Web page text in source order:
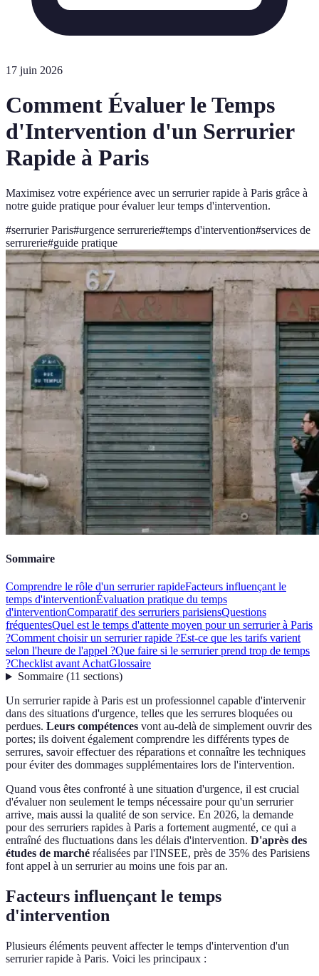
17 juin 2026
Comment Évaluer le Temps
d'Intervention d'un Serrurier
Rapide à Paris
Maximisez votre expérience avec un serrurier rapide à Paris grâce à
notre guide pratique pour évaluer leur temps d'intervention.
#serrurier Paris#urgence serrurerie#temps d'intervention#services de
serrurerie#guide pratique
Sommaire
Comprendre le rôle d'un serrurier rapideFacteurs influençant le
temps d'interventionÉvaluation pratique du temps
d'interventionComparatif des serruriers parisiensQuestions
fréquentesQuel est le temps d'attente moyen pour un serrurier à Paris
?Comment choisir un serrurier rapide ?Est-ce que les tarifs varient
selon l'heure de l'appel ?Que faire si le serrurier prend trop de temps
?Checklist avant AchatGlossaire
Sommaire(11 sections)
Un serrurier rapide à Paris est un professionnel capable d'intervenir
dans des situations d'urgence, telles que les serrures bloquées ou
perdues. Leurs compétences vont au-delà de simplement ouvrir des
portes; ils doivent également comprendre les différents types de
serrures, savoir effectuer des réparations et connaître les techniques
pour éviter des dommages supplémentaires lors de l'intervention.
Quand vous êtes confronté à une situation d'urgence, il est crucial
d'évaluer non seulement le temps nécessaire pour qu'un serrurier
arrive, mais aussi la qualité de son service. En 2026, la demande
pour des serruriers rapides à Paris a fortement augmenté, ce qui a
entraîné des fluctuations dans les délais d'intervention. D'après des
études de marché réalisées par l'INSEE, près de 35% des Parisiens
font appel à un serrurier au moins une fois par an.
Facteurs influençant le temps
d'intervention
Plusieurs éléments peuvent affecter le temps d'intervention d'un
serrurier rapide à Paris. Voici les principaux :